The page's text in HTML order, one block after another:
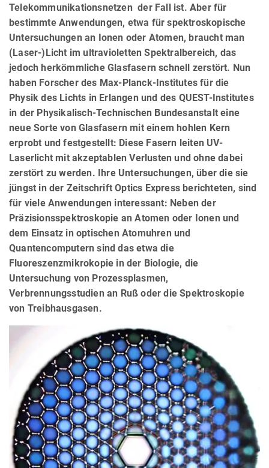
Telekommunikationsnetzen der Fall ist. Aber für
bestimmte Anwendungen, etwa für spektroskopische
Untersuchungen an Ionen oder Atomen, braucht man
(Laser-)Licht im ultravioletten Spektralbereich, das
jedoch herkömmliche Glasfasern schnell zerstört. Nun
haben Forscher des Max-Planck-Institutes für die
Physik des Lichts in Erlangen und des QUEST-Institutes
in der Physikalisch-Technischen Bundesanstalt eine
neue Sorte von Glasfasern mit einem hohlen Kern
erprobt und festgestellt: Diese Fasern leiten UV-
Laserlicht mit akzeptablen Verlusten und ohne dabei
zerstört zu werden. Ihre Untersuchungen, über die sie
jüngst in der Zeitschrift Optics Express berichteten, sind
für viele Anwendungen interessant: Neben der
Präzisionsspektroskopie an Atomen oder Ionen und
dem Einsatz in optischen Atomuhren und
Quantencomputern sind das etwa die
Fluoreszenzmikrokopie in der Biologie, die
Untersuchung von Prozessplasmen,
Verbrennungsstudien an Ruß oder die Spektroskopie
von Treibhausgasen.